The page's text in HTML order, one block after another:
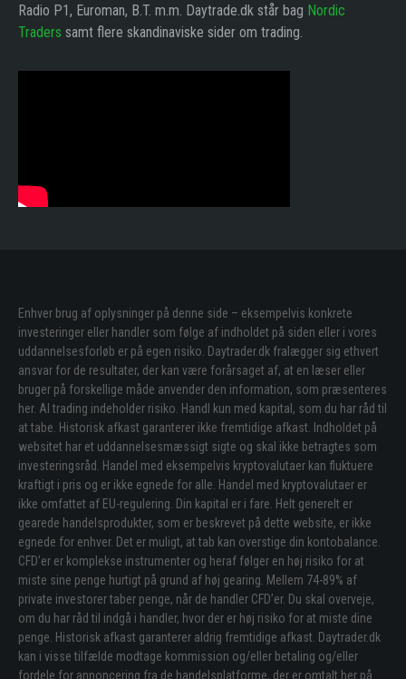
Radio P1, Euroman, B.T. m.m. Daytrade.dk står bag Nordic
Traders samt flere skandinaviske sider om trading.
Enhver brug af oplysninger på denne side – eksempelvis konkrete
investeringer eller handler som følge af indholdet på siden eller i vores
uddannelsesforløb er på egen risiko. Daytrader.dk fralægger sig ethvert
ansvar for de resultater, der kan være forårsaget af, at en læser eller
bruger på forskellige måde anvender den information, som præsenteres
her. Al trading indeholder risiko. Handl kun med kapital, som du har råd til
at tabe. Historisk afkast garanterer ikke fremtidige afkast. Indholdet på
websitet har et uddannelsesmæssigt sigte og skal ikke betragtes som
investeringsråd. Handel med eksempelvis kryptovalutaer kan fluktuere
kraftigt i pris og er ikke egnede for alle. Handel med kryptovalutaer er
ikke omfattet af EU-regulering. Din kapital er i fare. Helt generelt er
gearede handelsprodukter, som er beskrevet på dette website, er ikke
egnede for enhver. Det er muligt, at tab kan overstige din kontobalance.
CFD’er er komplekse instrumenter og heraf følger en høj risiko for at
miste sine penge hurtigt på grund af høj gearing. Mellem 74-89% af
private investorer taber penge, når de handler CFD’er. Du skal overveje,
om du har råd til indgå i handler, hvor der er høj risiko for at miste dine
penge. Historisk afkast garanterer aldrig fremtidige afkast. Daytrader.dk
kan i visse tilfælde modtage kommission og/eller betaling og/eller
fordele for annoncering fra de handelsplatforme, der er omtalt her på